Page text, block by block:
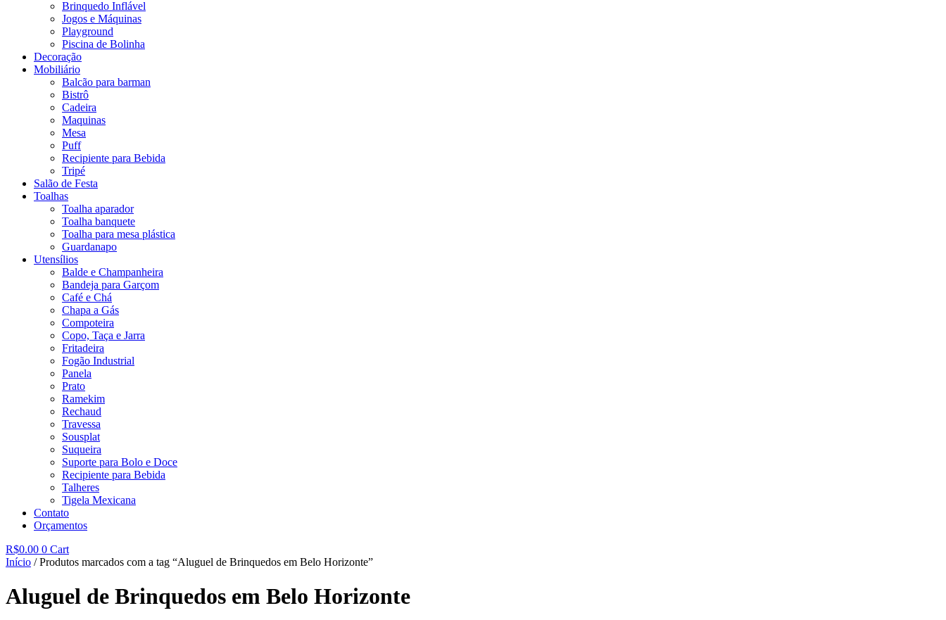
Brinquedo Inflável
Jogos e Máquinas
Playground
Piscina de Bolinha
Decoração
Mobiliário
Balcão para barman
Bistrô
Cadeira
Maquinas
Mesa
Puff
Recipiente para Bebida
Tripé
Salão de Festa
Toalhas
Toalha aparador
Toalha banquete
Toalha para mesa plástica
Guardanapo
Utensílios
Balde e Champanheira
Bandeja para Garçom
Café e Chá
Chapa a Gás
Compoteira
Copo, Taça e Jarra
Fritadeira
Fogão Industrial
Panela
Prato
Ramekim
Rechaud
Travessa
Sousplat
Suqueira
Suporte para Bolo e Doce
Recipiente para Bebida
Talheres
Tigela Mexicana
Contato
Orçamentos
R$0.00 0 Cart
Início / Produtos marcados com a tag “Aluguel de Brinquedos em Belo Horizonte”
Aluguel de Brinquedos em Belo Horizonte